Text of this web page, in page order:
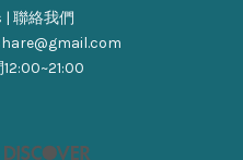
聯絡我們
Master